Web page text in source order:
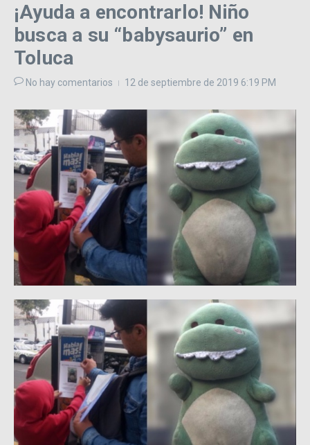
¡Ayuda a encontrarlo! Niño
busca a su “babysaurio” en
Toluca
No hay comentarios 12 de septiembre de 2019 6:19 PM